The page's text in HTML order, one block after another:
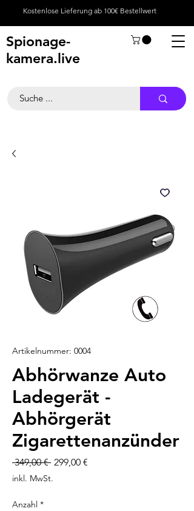
Kostenlose Lieferung ab 100€ Bestellwert
Spionage-
kamera.live
Artikelnummer: 0004
Abhörwanze Auto
Ladegerät -
Abhörgerät
Zigarettenanzünder
349,00 € Standardpreis
299,00 €
inkl. MwSt.
Anzahl *